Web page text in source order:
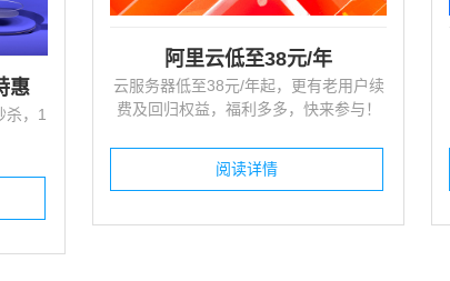
惠
杀，1
阿里云低至38元/年
云服务器低至38元/年起，更有老用户续
费及回归权益，福利多多，快来参与！
阅读详情